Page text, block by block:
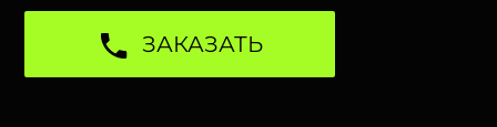
ЗАКАЗАТЬ